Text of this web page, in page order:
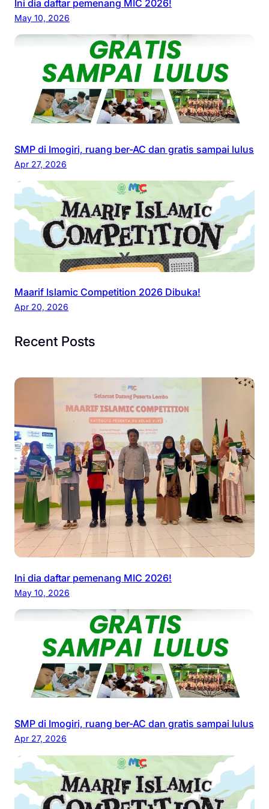
a
a
s
a
h
a
a
”
Ini dia daftar pemenang MIC 2026!
May 10, 2026
SMP di Imogiri, ruang ber-AC dan gratis sampai lulus
Apr 27, 2026
Maarif Islamic Competition 2026 Dibuka!
Apr 20, 2026
Recent Posts
Ini dia daftar pemenang MIC 2026!
May 10, 2026
SMP di Imogiri, ruang ber-AC dan gratis sampai lulus
Apr 27, 2026